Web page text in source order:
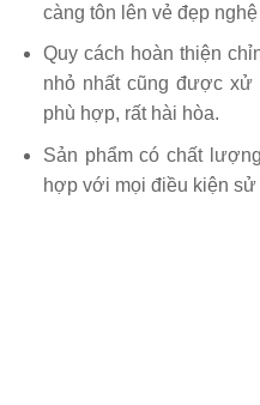
càng tôn lên vẻ đẹp
Quy cách hoàn thiện
nhỏ nhất cũng được xử
phù hợp, rất hài hòa.
Sản phẩm có chất
hợp với mọi điều kiện sử